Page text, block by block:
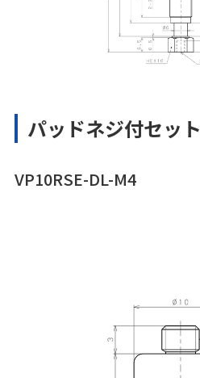
パッドネジ付セット
VP10RSE-DL-M4